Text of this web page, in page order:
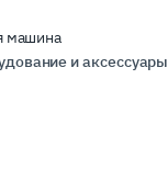
машина
и аксессуары